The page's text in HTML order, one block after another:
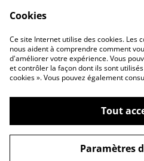
Générales
©2026L'Angélique -Cuir &
Cookies
Ce site Internet utilise des cookies. Les
nous aident à comprendre comment
d'améliorer votre expérience. Vous
et contrôler la façon dont ils sont
cookies ». Vous pouvez également
Tout
Paramètres